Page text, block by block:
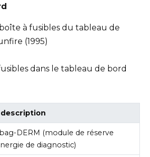
dans le tableau de bord
description
DERM (module de réserve
de diagnostic)